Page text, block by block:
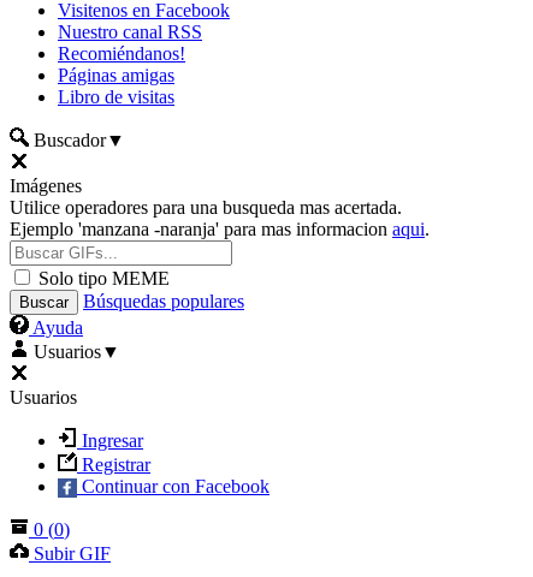
Visitenos en Facebook
Nuestro canal RSS
Recomiéndanos!
Páginas amigas
Libro de visitas
Buscador▼
Imágenes
Utilice operadores para una busqueda mas acertada.
Ejemplo 'manzana -naranja' para mas informacion aqui.
Solo tipo MEME
Búsquedas populares
Ayuda
Usuarios▼
Usuarios
Ingresar
Registrar
Continuar con Facebook
0 (0)
Subir GIF